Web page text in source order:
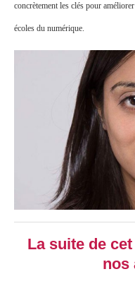
concrètement les clés pour
écoles du numérique.
La suite de
nos